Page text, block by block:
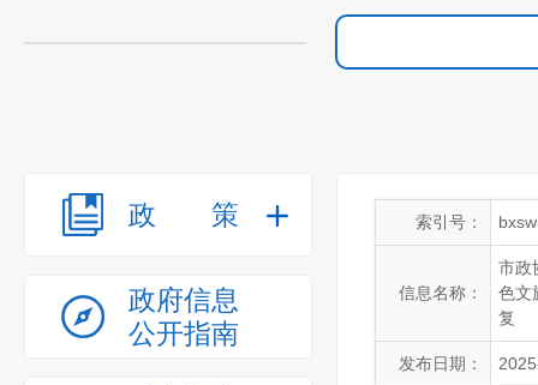
政策
政府信息
公开指南
索引号：
信息名称：
市政
色文
复
发布日期：